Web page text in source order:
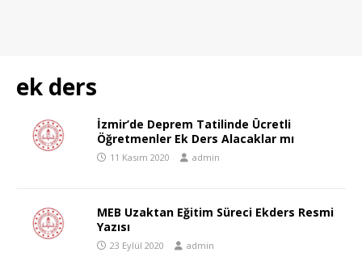
ek ders
İzmir’de Deprem Tatilinde Ücretli
Öğretmenler Ek Ders Alacaklar mı
11 Kasım 2020 admin
MEB Uzaktan Eğitim Süreci Ekders Resmi
Yazısı
23 Eylül 2020 admin